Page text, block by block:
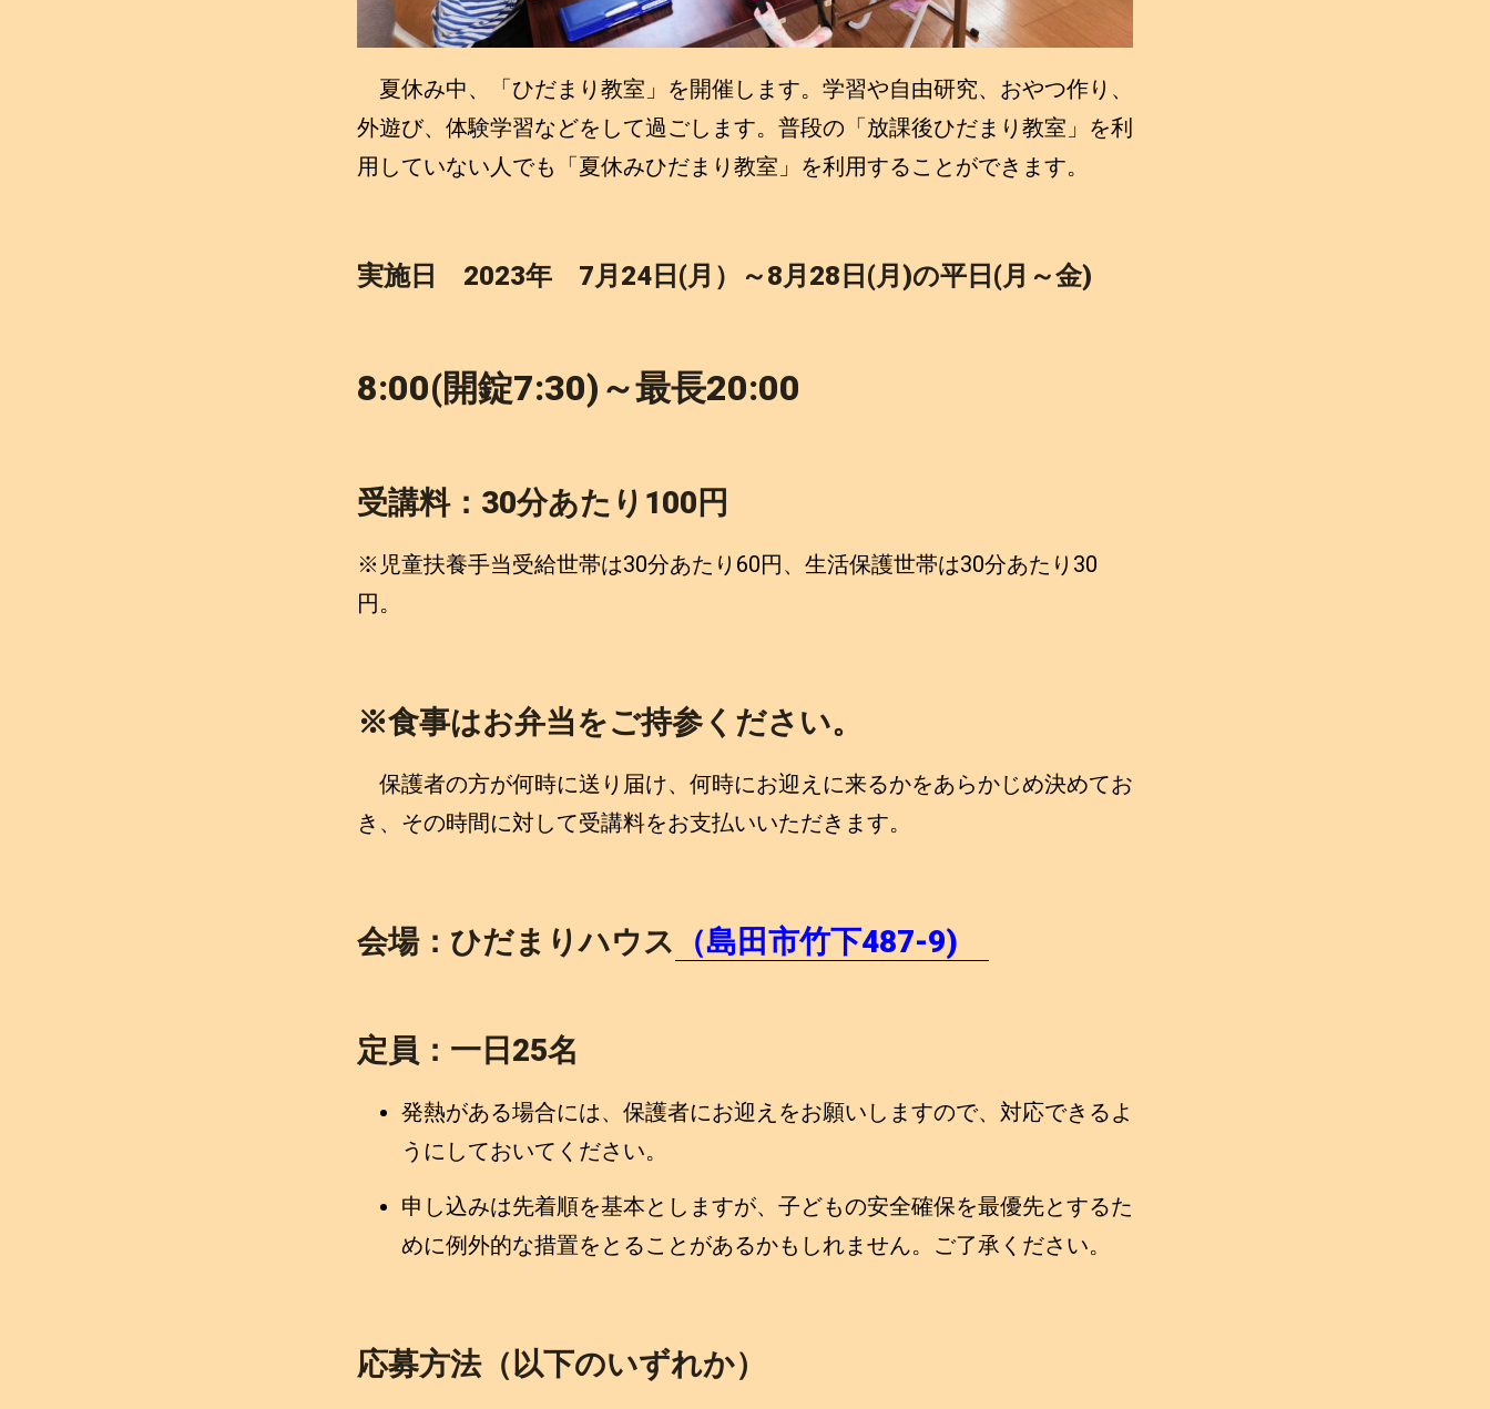
夏休み中、「ひだまり教室」を開催します。学習や自由研究、おやつ作り、
外遊び、体験学習などをして過ごします。普段の「放課後ひだまり教室」を利
用していない人でも「夏休みひだまり教室」を利用することができます。
実施日 2023年 7月24日(月）～8月28日(月)の平日(月～金)
8:00(開錠7:30)～最長20:00
受講料：30分あたり100円
※児童扶養手当受給世帯は30分あたり60円、生活保護世帯は30分あたり30
円。
※食事はお弁当をご持参ください。
保護者の方が何時に送り届け、何時にお迎えに来るかをあらかじめ決めてお
き、その時間に対して受講料をお支払いいただきます。
会場：ひだまりハウス （島田市竹下487-9)
定員：一日25名
発熱がある場合には、保護者にお迎えをお願いしますので、対応できるよ
うにしておいてください。
申し込みは先着順を基本としますが、子どもの安全確保を最優先とするた
めに例外的な措置をとることがあるかもしれません。ご了承ください。
応募方法（以下のいずれか）